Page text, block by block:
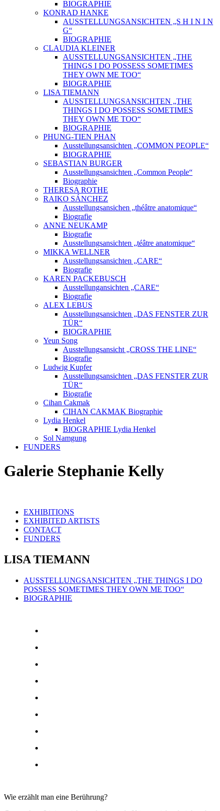
BIOGRAPHIE
KONRAD HANKE
AUSSTELLUNGSANSICHTEN „S H I N I N
G“
BIOGRAPHIE
CLAUDIA KLEINER
AUSSTELLUNGSANSICHTEN „THE
THINGS I DO POSSESS SOMETIMES
THEY OWN ME TOO“
BIOGRAPHIE
LISA TIEMANN
AUSSTELLUNGSANSICHTEN „THE
THINGS I DO POSSESS SOMETIMES
THEY OWN ME TOO“
BIOGRAPHIE
PHUNG-TIEN PHAN
Ausstellungsansichten „COMMON PEOPLE“
BIOGRAPHIE
SEBASTIAN BURGER
Ausstellungsansichten „Common People“
Biographie
THERESA ROTHE
RAIKO SÁNCHEZ
Ausstellungsansichen „théâtre anatomique“
Biografie
ANNE NEUKAMP
Biografie
Ausstellungsansichten „téâtre anatomique“
MIKKA WELLNER
Ausstellungsansichten „CARE“
Biografie
KAREN PACKEBUSCH
Ausstellungansichten „CARE“
Biografie
ALEX LEBUS
Ausstellungsansichten „DAS FENSTER ZUR
TÜR“
BIOGRAPHIE
Yeun Song
Ausstellungsansicht „CROSS THE LINE“
Biografie
Ludwig Kupfer
Ausstellungsansichten „DAS FENSTER ZUR
TÜR“
Biografie
Cihan Cakmak
CIHAN CAKMAK Biographie
Lydia Henkel
BIOGRAPHIE Lydia Henkel
Sol Namgung
FUNDERS
Galerie Stephanie Kelly
EXHIBITIONS
EXHIBITED ARTISTS
CONTACT
FUNDERS
LISA TIEMANN
AUSSTELLUNGSANSICHTEN „THE THINGS I DO
POSSESS SOMETIMES THEY OWN ME TOO“
BIOGRAPHIE
Wie erzählt man eine Berührung?